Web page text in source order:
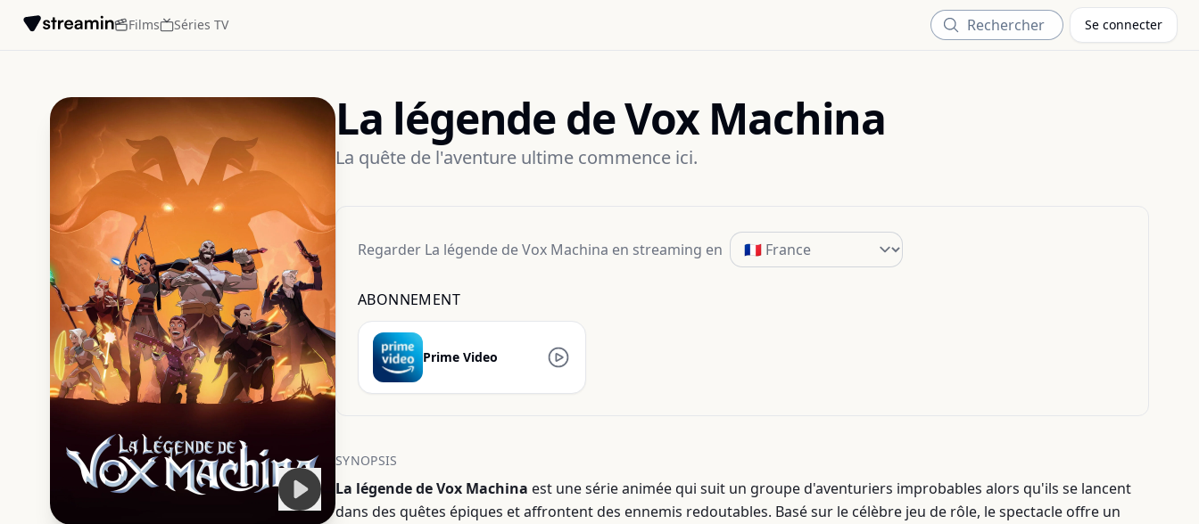
Films Séries TV Rechercher Se connecter
La légende de Vox Machina
La quête de l'aventure ultime commence ici.
Regarder La légende de Vox Machina en streaming en
ABONNEMENT
Prime Video
SYNOPSIS
La légende de Vox Machina est une série animée qui suit un groupe d'aventuriers improbables alors qu'ils se lancent
dans des quêtes épiques et affrontent des ennemis redoutables. Basé sur le célèbre jeu de rôle, le spectacle offre un